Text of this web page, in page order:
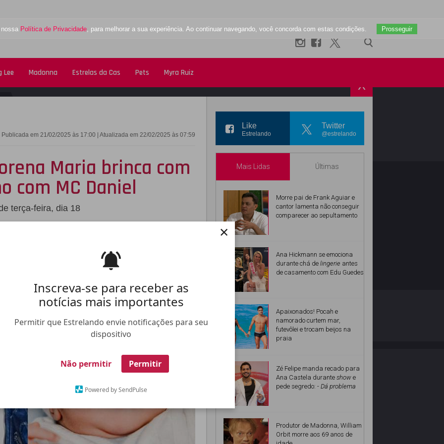
Inscreva-se para receber as
notícias mais importantes
Permitir que Estrelando envie notificações para seu
dispositivo
Não permitir Permitir
Powered by SendPulse
×
Política de Privacidade, para melhorar a sua experiência. Ao continuar navegando, você concorda com estas condições. Prosseguir
Lee Madonna Estrelas da Cas Pets Myra Ruiz
X
Publicada em 21/02/2025 às 17:00 | Atualizada em 22/02/2025 às 07:59
Maria brinca com
com MC Daniel
terça-feira, dia 18
Like
Estrelando
Twitter
@estrelando
Mais Lidas Últimas
Morre pai de Frank Aguiar e
cantor lamenta não conseguir
comparecer ao sepultamento
Ana Hickmann se emociona
durante chá de lingerie antes
de casamento com Edu Guedes
Apaixonados! Pocah e
namorado curtem mar,
futevôlei e trocam beijos na
praia
Zé Felipe manda recado para
Ana Castela durante show e
pede segredo: - Dá problema
Produtor de Madonna, William
Orbit morre aos 69 anos de
INSTAGRAM
FALE CONOSCO ANUNCIE NO ESTRELANDO TRABALHE NO ESTRELANDO
Desenvolvido por